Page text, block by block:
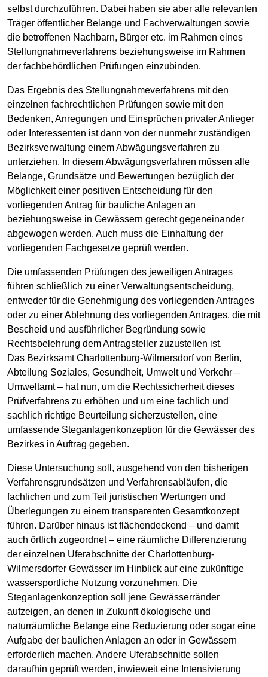
selbst durchzuführen. Dabei haben sie aber alle relevanten
Träger öffentlicher Belange und Fachverwaltungen sowie
die betroffenen Nachbarn, Bürger etc. im Rahmen eines
Stellungnahmeverfahrens beziehungsweise im Rahmen
der fachbehördlichen Prüfungen einzubinden.
Das Ergebnis des Stellungnahmeverfahrens mit den
einzelnen fachrechtlichen Prüfungen sowie mit den
Bedenken, Anregungen und Einsprüchen privater Anlieger
oder Interessenten ist dann von der nunmehr zuständigen
Bezirksverwaltung einem Abwägungsverfahren zu
unterziehen. In diesem Abwägungsverfahren müssen alle
Belange, Grundsätze und Bewertungen bezüglich der
Möglichkeit einer positiven Entscheidung für den
vorliegenden Antrag für bauliche Anlagen an
beziehungsweise in Gewässern gerecht gegeneinander
abgewogen werden. Auch muss die Einhaltung der
vorliegenden Fachgesetze geprüft werden.
Die umfassenden Prüfungen des jeweiligen Antrages
führen schließlich zu einer Verwaltungsentscheidung,
entweder für die Genehmigung des vorliegenden Antrages
oder zu einer Ablehnung des vorliegenden Antrages, die mit
Bescheid und ausführlicher Begründung sowie
Rechtsbelehrung dem Antragsteller zuzustellen ist.
Das Bezirksamt Charlottenburg-Wilmersdorf von Berlin,
Abteilung Soziales, Gesundheit, Umwelt und Verkehr –
Umweltamt – hat nun, um die Rechtssicherheit dieses
Prüfverfahrens zu erhöhen und um eine fachlich und
sachlich richtige Beurteilung sicherzustellen, eine
umfassende Steganlagenkonzeption für die Gewässer des
Bezirkes in Auftrag gegeben.
Diese Untersuchung soll, ausgehend von den bisherigen
Verfahrensgrundsätzen und Verfahrensabläufen, die
fachlichen und zum Teil juristischen Wertungen und
Überlegungen zu einem transparenten Gesamtkonzept
führen. Darüber hinaus ist flächendeckend – und damit
auch örtlich zugeordnet – eine räumliche Differenzierung
der einzelnen Uferabschnitte der Charlottenburg-
Wilmersdorfer Gewässer im Hinblick auf eine zukünftige
wassersportliche Nutzung vorzunehmen. Die
Steganlagenkonzeption soll jene Gewässerränder
aufzeigen, an denen in Zukunft ökologische und
naturräumliche Belange eine Reduzierung oder sogar eine
Aufgabe der baulichen Anlagen an oder in Gewässern
erforderlich machen. Andere Uferabschnitte sollen
daraufhin geprüft werden, inwieweit eine Intensivierung